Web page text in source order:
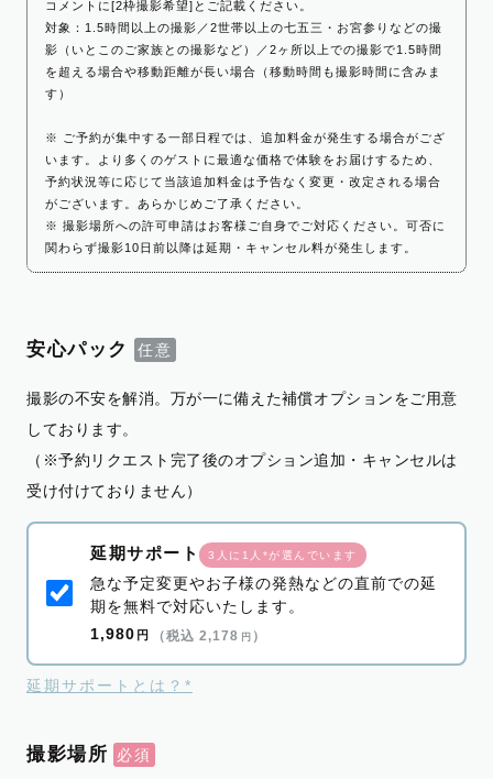
コメントに[2枠撮影希望]とご記載ください。
対象：1.5時間以上の撮影／2世帯以上の七五三・お宮参りなどの撮
影（いとこのご家族との撮影など）／2ヶ所以上での撮影で1.5時間
を超える場合や移動距離が長い場合（移動時間も撮影時間に含みま
す）
※ ご予約が集中する一部日程では、追加料金が発生する場合がござ
います。より多くのゲストに最適な価格で体験をお届けするため、
予約状況等に応じて当該追加料金は予告なく変更・改定される場合
がございます。あらかじめご了承ください。
※ 撮影場所への許可申請はお客様ご自身でご対応ください。可否に
関わらず撮影10日前以降は延期・キャンセル料が発生します。
安心パック
撮影の不安を解消。万が一に備えた補償オプションをご用意
しております。
（※予約リクエスト完了後のオプション追加・キャンセルは
受け付けておりません）
延期サポート 3人に1人*が選んでいます
急な予定変更やお子様の発熱などの直前での延
期を無料で対応いたします。
1,980 円 （税込 2,178 円 ）
延期サポートとは？*
撮影場所